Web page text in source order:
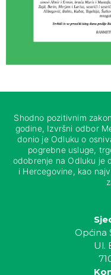
Shodno pozitivnim
godine, Izvršni odbor
donio je Odluku o
pogrebne usluge,
odobrenje na Odluku je
i Hercegovine, kao
Općina
Ul.